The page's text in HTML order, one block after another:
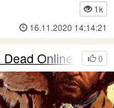
1k
16.11.2020 14:14:21
0
Online